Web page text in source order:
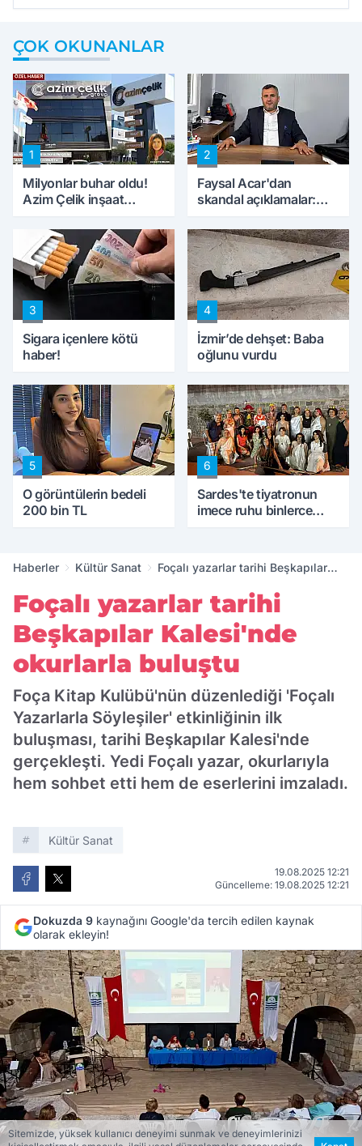
ÇOK OKUNANLAR
1
Milyonlar buhar oldu!
Azim Çelik inşaat
konuştu
2
Faysal Acar'dan
skandal açıklamalar:
peynircilerimizi de
kıskaca aldı, müdahale
ettik'
3
Sigara içenlere kötü
haber!
4
İzmir’de dehşet: Baba
oğlunu vurdu
5
O görüntülerin bedeli
200 bin TL
6
Sardes'te tiyatronun
imece ruhu binlerce
Haberler Kültür Sanat
Foçalı yazarlar tarihi Beşkapılar
Foçalı yazarlar tarihi
Beşkapılar Kalesi'nde
okurlarla buluştu
Foça Kitap Kulübü'nün düzenlediği 'Foçalı
Yazarlarla Söyleşiler' etkinliğinin ilk
buluşması, tarihi Beşkapılar Kalesi'nde
gerçekleşti. Yedi Foçalı yazar, okurlarıyla
hem sohbet etti hem de eserlerini imzaladı.
Kültür Sanat
19.08.2025 12:21
Güncelleme: 19.08.2025 12:21
Dokuzda 9 kaynağını Google'da tercih edilen kaynak
olarak ekleyin!
Sitemizde, yüksek kullanıcı deneyimi sunmak ve deneyimlerinizi